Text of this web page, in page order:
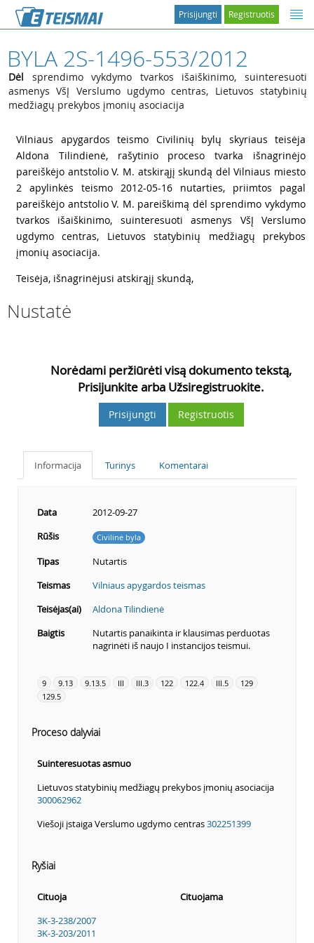
Registruotis
Prisijungti
BYLA 2S-1496-553/2012
Dėl sprendimo vykdymo tvarkos išaiškinimo, suinteresuoti
asmenys VšĮ Verslumo ugdymo centras, Lietuvos statybinių
medžiagų prekybos įmonių asociacija
Vilniaus apygardos teismo Civilinių bylų skyriaus teisėja
Aldona Tilindienė, rašytinio proceso tvarka išnagrinėjo
pareiškėjo antstolio V. M. atskirąjį skundą dėl Vilniaus miesto
2 apylinkės teismo 2012-05-16 nutarties, priimtos pagal
pareiškėjo antstolio V. M. pareiškimą dėl sprendimo vykdymo
tvarkos išaiškinimo, suinteresuoti asmenys VšĮ Verslumo
ugdymo centras, Lietuvos statybinių medžiagų prekybos
įmonių asociacija.
Teisėja, išnagrinėjusi atskirąjį skundą,
Nustatė
Norėdami peržiūrėti visą dokumento tekstą,
Prisijunkite arba Užsiregistruokite.
Prisijungti Registruotis
Informacija Turinys Komentarai
Data
2012-09-27
Rūšis
Civilinė byla
Tipas
Nutartis
Teismas
Vilniaus apygardos teismas
Teisėjas(ai)
Aldona Tilindienė
Baigtis
Nutartis panaikinta ir klausimas perduotas
nagrinėti iš naujo I instancijos teismui.
9 9.13 9.13.5 III III.3 122 122.4 III.5
129
129.5
Proceso dalyviai
Suinteresuotas asmuo
Lietuvos statybinių medžiagų prekybos įmonių asociacija
300062962
Viešoji įstaiga Verslumo ugdymo centras302251399
Ryšiai
Cituoja
Cituojama
3K-3-238/2007
3K-3-203/2011